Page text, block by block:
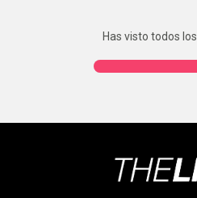
Has visto todos los